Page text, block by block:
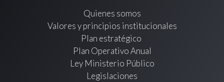
Quienes somos
Valores y principios institucionales
Plan estratégico
Plan Operativo Anual
Ley Ministerio Público
Legislaciones